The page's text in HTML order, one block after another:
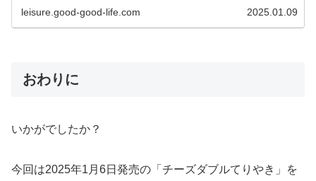
leisure.good-good-life.com 2025.01.09
おわりに
いかがでしたか？
今回は2025年1月6日発売の「チーズダブルてりやき」を